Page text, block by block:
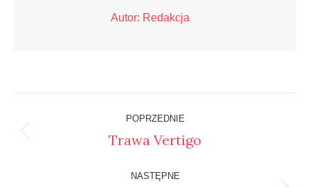
Autor: Redakcja
POPRZEDNIE
Poprzedni
Trawa Vertigo
NASTĘPNE